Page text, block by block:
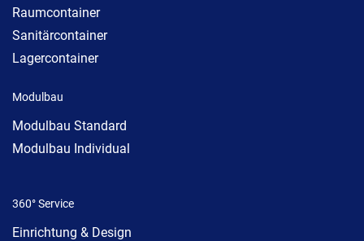
Raumcontainer
Sanitärcontainer
Lagercontainer
Modulbau
Modulbau Standard
Modulbau Individual
360° Service
Einrichtung & Design